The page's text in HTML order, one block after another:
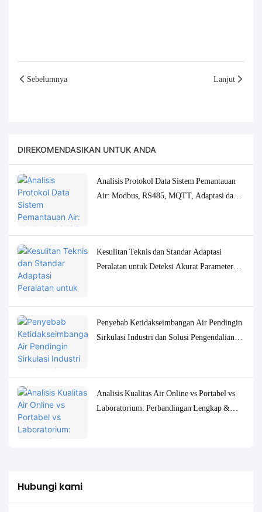
Sebelumnya Lanjut
DIREKOMENDASIKAN UNTUK ANDA
Analisis Protokol Data Sistem Pemantauan
Air: Modbus, RS485, MQTT, Adaptasi dan
Kesulitan Teknis dan Standar Adaptasi
Peralatan untuk Deteksi Akurat Parameter
Penyebab Ketidakseimbangan Air Pendingin
Sirkulasi Industri dan Solusi Pengendalian
Analisis Kualitas Air Online vs Portabel vs
Laboratorium: Perbandingan Lengkap &
Hubungi kami